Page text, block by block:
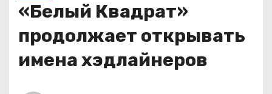
«Белый Квадрат»
продолжает открывать
имена хэдлайнеров